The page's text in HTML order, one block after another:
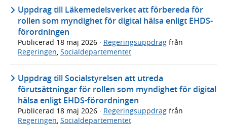
Uppdrag till Läkemedelsverket att förbereda för
rollen som myndighet för digital hälsa enligt EHDS-
förordningen
Publicerad 18 maj 2026 · Regeringsuppdrag från
Regeringen, Socialdepartementet
Uppdrag till Socialstyrelsen att utreda
förutsättningar för rollen som myndighet för digital
hälsa enligt EHDS-förordningen
Publicerad 18 maj 2026 · Regeringsuppdrag från
Regeringen, Socialdepartementet